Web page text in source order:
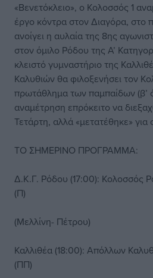
«Βενετόκλειο», ο Κολοσσός 1
έργο κόντρα στον Διαγόρα, στο
ανοίγει η αυλαία της 8ης
στον όμιλο Ρόδου της Α’
κλειστό γυμναστήριο της
Καλυθιών θα φιλοξενήσει τον
πρωτάθλημα των παμπαίδων (β’
αναμέτρηση επρόκειτο να
Τετάρτη, αλλά «μετατέθηκε»
ΤΟ ΣΗΜΕΡΙΝΟ ΠΡΟΓΡΑΜΜΑ:
Δ.Κ.Γ. Ρόδου (17:00): Κολοσσός
(Π)
(Μελλίνη- Πέτρου)
Καλλιθέα (18:00): Απόλλων
(ΠΠ)